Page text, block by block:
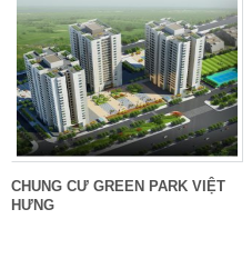
CHUNG CƯ GREEN PARK VIỆT
HƯNG